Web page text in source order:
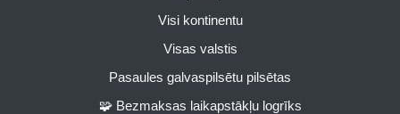
Visi kontinentu
Visas valstis
Pasaules galvaspilsētu pilsētas
🧩 Bezmaksas laikapstākļu logrīks